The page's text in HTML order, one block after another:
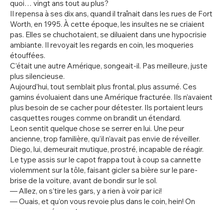
quoi… vingt ans tout au plus?
Il repensa à ses dix ans, quand il traînait dans les rues de Fort
Worth, en 1995. À cette époque, les insultes ne se criaient
pas. Elles se chuchotaient, se diluaient dans une hypocrisie
ambiante. Il revoyait les regards en coin, les moqueries
étouffées.
C’était une autre Amérique, songeait-il. Pas meilleure, juste
plus silencieuse.
Aujourd’hui, tout semblait plus frontal, plus assumé. Ces
gamins évoluaient dans une Amérique fracturée. Ils n’avaient
plus besoin de se cacher pour détester. Ils portaient leurs
casquettes rouges comme on brandit un étendard.
Leon sentit quelque chose se serrer en lui. Une peur
ancienne, trop familière, qu’il n’avait pas envie de réveiller.
Diego, lui, demeurait mutique, prostré, incapable de réagir.
Le type assis sur le capot frappa tout à coup sa cannette
violemment sur la tôle, faisant gicler sa bière sur le pare-
brise de la voiture, avant de bondir sur le sol.
— Allez, on s’tire les gars, y a rien à voir par ici!
— Ouais, et qu’on vous revoie plus dans le coin, hein! On